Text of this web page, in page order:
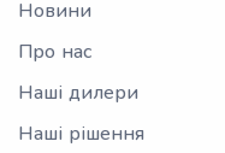
Новини
Про нас
Наші дилери
Наші рішення